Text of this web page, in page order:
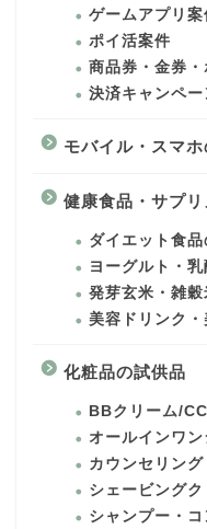
ゲームアプリ案
ポイ活案件
商品券・金券・
決済キャンペー
モバイル・スマ
健康食品・サプ
ダイエット食
ヨーグルト・
発芽玄米・雑
美容ドリンク
化粧品の試供品
BBクリーム/
オールインワ
カウンセリン
シェービング
シャンプー・